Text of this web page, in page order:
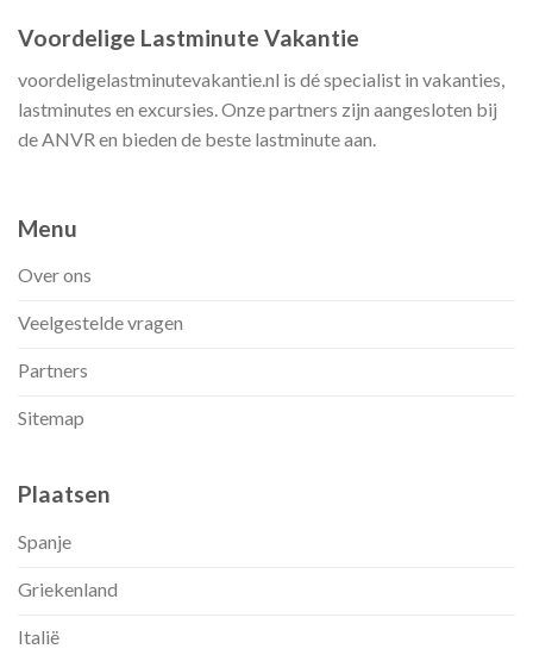
Voordelige Lastminute Vakantie
voordeligelastminutevakantie.nl is dé specialist in vakanties,
lastminutes en excursies. Onze partners zijn aangesloten bij
de ANVR en bieden de beste lastminute aan.
Menu
Over ons
Veelgestelde vragen
Partners
Sitemap
Plaatsen
Spanje
Griekenland
Italië